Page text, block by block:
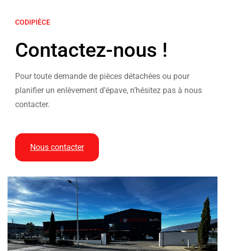
CODIPIÈCE
Contactez-nous !
Pour toute demande de pièces détachées ou pour
planifier un enlèvement d’épave, n’hésitez pas à nous
contacter.
Nous contacter